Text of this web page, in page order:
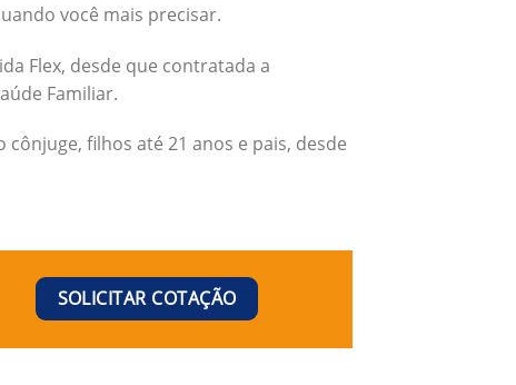
você mais precisar.
Flex, desde que contratada a
Familiar.
filhos até 21 anos e pais, desde
SOLICITAR COTAÇÃO